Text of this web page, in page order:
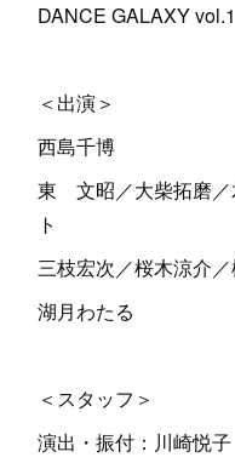
DANCE GALAXY
＜出演＞
西島千博
東 文昭／大柴拓磨／
ト
三枝宏次／桜木涼介
湖月わたる
＜スタッフ＞
演出・振付：川崎悦子